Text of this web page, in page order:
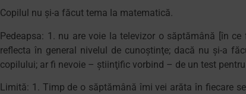
Copilul nu şi-a făcut tema la matematică.
Pedeapsa: 1. nu are voie la televizor o săptămână [în
reflecta în general nivelul de cunoştinţe; dacă nu şi-a
copilului; ar fi nevoie – ştiinţific vorbind – de un test
Limită: 1. Timp de o săptămână îmi vei arăta în fiecare